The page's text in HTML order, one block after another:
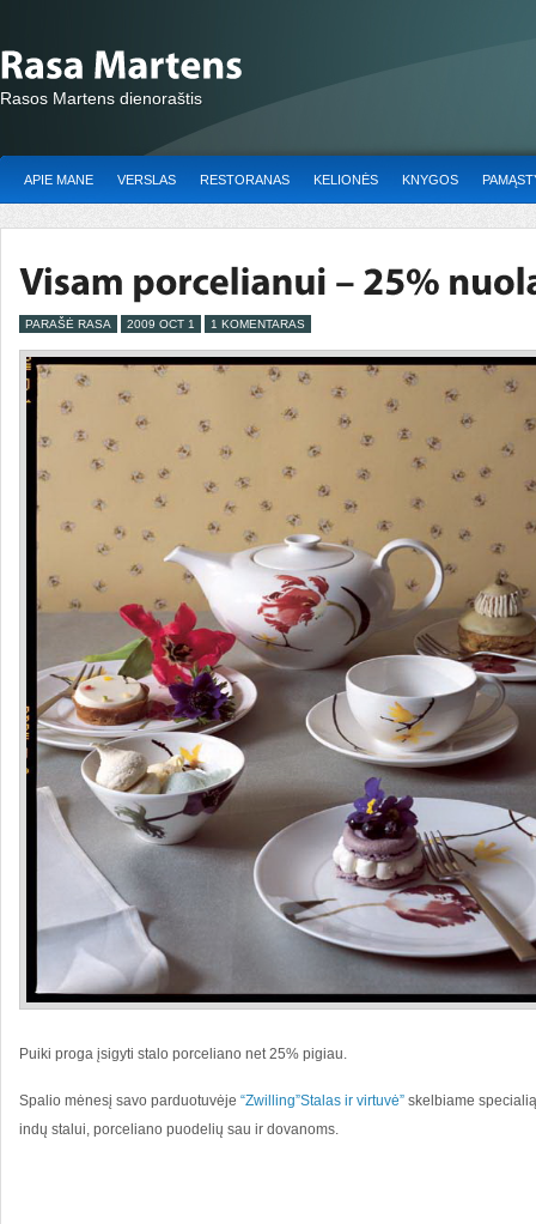
Rasos Martens dienoraštis
APIE MANE VERSLAS RESTORANAS KELIONĖS KNYGOS
PARAŠĖ RASA 2009 OCT 1 1 KOMENTARAS
Puiki proga įsigyti stalo porceliano net 25% pigiau.
Spalio mėnesį savo parduotuvėje “Zwilling”Stalas ir virtuvė” skelbiame
indų stalui, porceliano puodelių sau ir dovanoms.